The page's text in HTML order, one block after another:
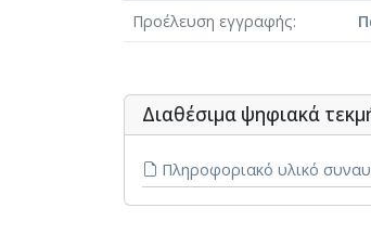
Προέλευση εγγραφής
Διαθέσιμα ψηφιακά
Πληροφοριακό υλικό